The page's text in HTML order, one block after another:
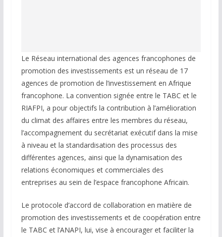
Le Réseau international des agences francophones de
promotion des investissements est un réseau de 17
agences de promotion de l’investissement en Afrique
francophone. La convention signée entre le TABC et le
RIAFPI, a pour objectifs la contribution à l’amélioration
du climat des affaires entre les membres du réseau,
l’accompagnement du secrétariat exécutif dans la mise
à niveau et la standardisation des processus des
différentes agences, ainsi que la dynamisation des
relations économiques et commerciales des
entreprises au sein de l’espace francophone Africain.
Le protocole d’accord de collaboration en matière de
promotion des investissements et de coopération entre
le TABC et l’ANAPI, lui, vise à encourager et faciliter la